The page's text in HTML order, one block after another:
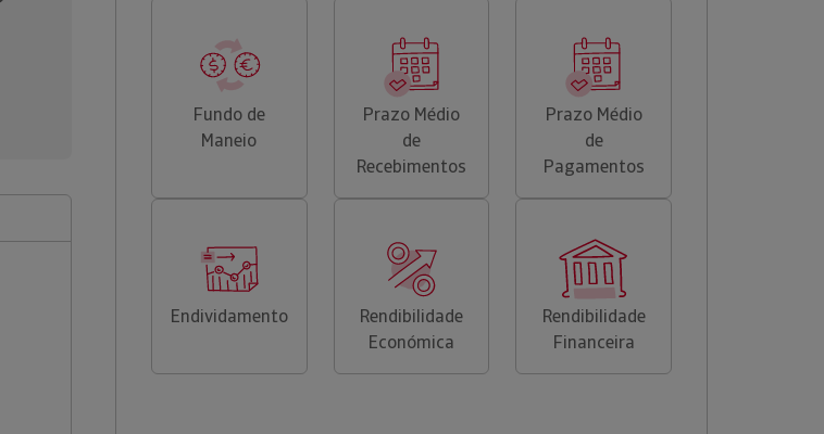
Fundo de
Maneio
Prazo Médio
de
Recebimentos
Prazo Médio
de
Pagamentos
Endividamento
Rendibilidade
Económica
Rendibilidade
Financeira